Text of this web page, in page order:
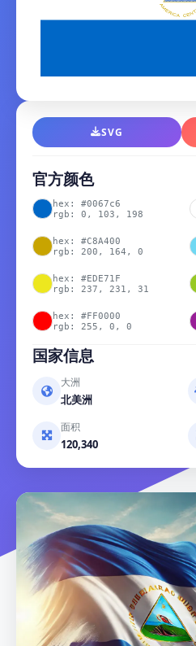
SVG
官方颜色
hex: #0067c6
rgb: 0, 103, 198
hex: #C8A400
rgb: 200, 164, 0
hex: #EDE71F
rgb: 237, 231, 31
hex: #FF0000
rgb: 255, 0, 0
国家信息
大洲
北美洲
面积
120,340